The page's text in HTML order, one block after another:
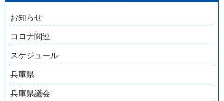
お知らせ
コロナ関連
スケジュール
兵庫県
兵庫県議会